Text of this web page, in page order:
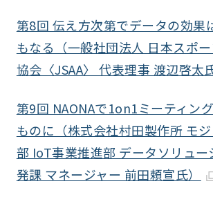
第8回 伝え方次第でデータの効果
もなる（一般社団法人 日本スポ
協会〈JSAA〉 代表理事 渡辺啓太氏
第9回 NAONAで1on1ミーティン
ものに（株式会社村田製作所 モ
部 IoT事業推進部 データソリュー
発課 マネージャー 前田頼宣氏）